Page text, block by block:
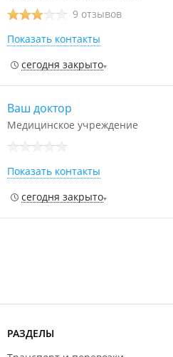
9 отзывов
Показать контакты
сегодня закрыто
Ваш доктор
Медицинское учреждение
Показать контакты
сегодня закрыто
РАЗДЕЛЫ